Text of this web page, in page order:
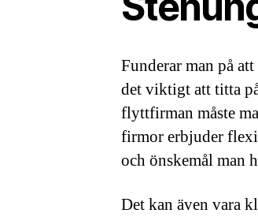
Funderar man på
det viktigt att titta
flyttfirman måste
firmor erbjuder
och önskemål man
Det kan även vara